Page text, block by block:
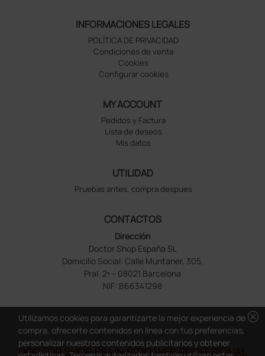
INFORMACIONES LEGALES
POLÍTICA DE PRIVACIDAD
Condiciones de venta
Cookies
Configurar cookies
MY ACCOUNT
Pedidos y Factura
Lista de deseos
Mis datos
UTILIDAD
Pruebas antes, compra despues
CONTACTOS
Dirección
Doctor Shop España SL
Domicilio Social: Calle Muntaner, 305,
Pral. 2ª – 08021 Barcelona
NIF: B66341298
DOCTOR SHOP ES UN SITIO WEB PROFESIONAL
cancel
Utilizamos cookies para garantizarte la mejor experiencia de
compra, ofrecerte contenidos en línea con tus preferencias,
personalizar nuestros contenidos publicitarios y obtener